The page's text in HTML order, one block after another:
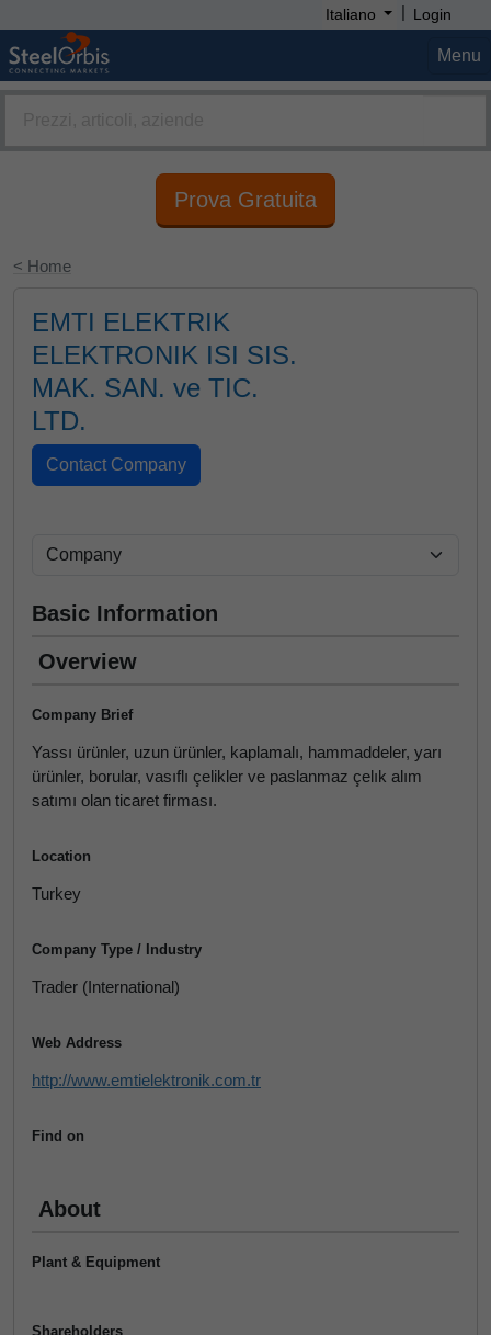
Italiano | Login
Menu
Prova Gratuita
< Home
EMTI ELEKTRIK
ELEKTRONIK ISI SIS.
MAK. SAN. ve TIC.
LTD.
Basic Information
Overview
Company Brief
Yassı ürünler, uzun ürünler, kaplamalı, hammaddeler, yarı
ürünler, borular, vasıflı çelikler ve paslanmaz çelık alım
satımı olan ticaret firması.
Location
Turkey
Company Type / Industry
Trader (International)
Web Address
http://www.emtielektronik.com.tr
Find on
About
Plant & Equipment
Shareholders